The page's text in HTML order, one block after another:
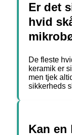
Er det
hvid
De fleste
keramik er
men tjek
sikkerheds
Kan en